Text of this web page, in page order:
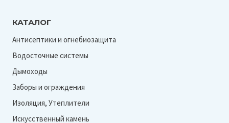
КАТАЛОГ
Антисептики и огнебиозащита
Водосточные системы
Дымоходы
Заборы и ограждения
Изоляция, Утеплители
Искусственный камень